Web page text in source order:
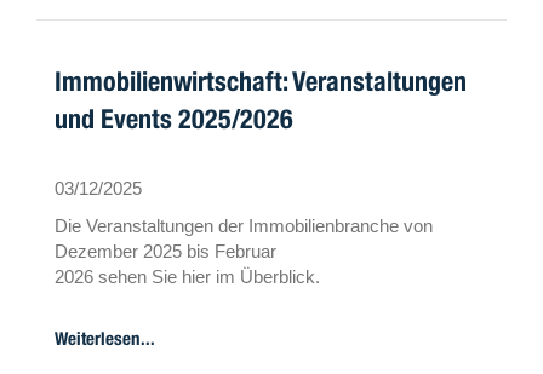
Immobilienwirtschaft: Veranstaltungen
und Events 2025/2026
03/12/2025
Die Veranstaltungen der Immobilienbranche von
Dezember 2025 bis Februar
2026 sehen Sie hier im Überblick.
Weiterlesen...